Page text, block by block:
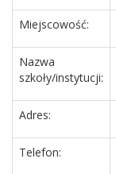
Miejscowość:
Nazwa
szkoły/instytucji:
Adres:
Telefon: